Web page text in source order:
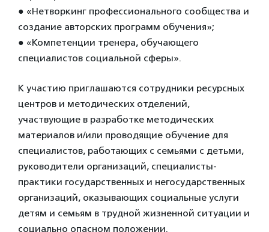
● «Нетворкинг профессионального сообщества и
создание авторских программ обучения»;
● «Компетенции тренера, обучающего
специалистов социальной сферы».
К участию приглашаются сотрудники ресурсных
центров и методических отделений,
участвующие в разработке методических
материалов и/или проводящие обучение для
специалистов, работающих с семьями с детьми,
руководители организаций, специалисты-
практики государственных и негосударственных
организаций, оказывающих социальные услуги
детям и семьям в трудной жизненной ситуации и
социально опасном положении.